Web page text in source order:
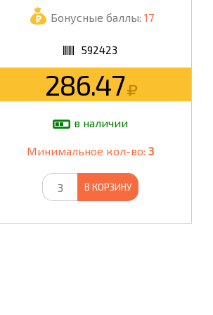
ШКОЛА
Бонусные баллы: 17
592423
286.47
в наличии
Минимальное кол-во: 3
В КОРЗИНУ